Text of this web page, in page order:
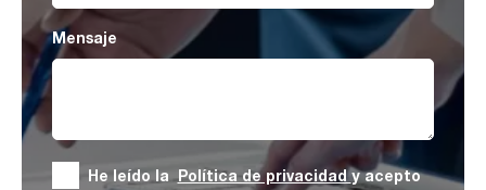
Mensaje
He leído laPolítica de privacidady acepto